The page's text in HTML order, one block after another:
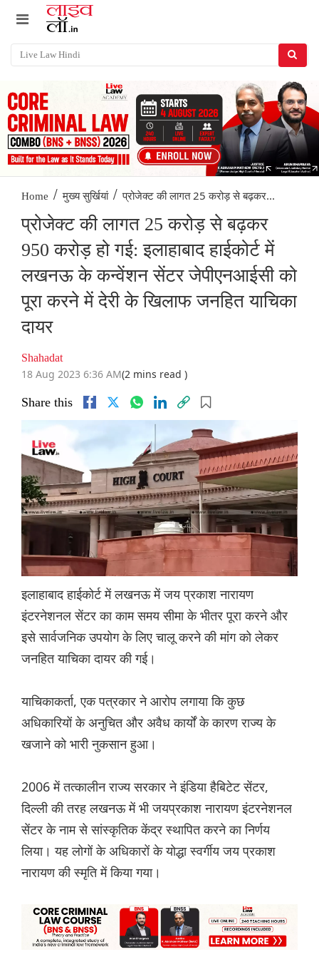
Home / मुख्य सुर्खियां / प्रोजेक्ट की लागत 25 करोड़ से बढ़कर...
प्रोजेक्ट की लागत 25 करोड़ से बढ़कर
950 करोड़ हो गई: इलाहाबाद हाईकोर्ट में
लखनऊ के कन्वेंशन सेंटर जेपीएनआईसी को
पूरा करने में देरी के खिलाफ जनहित याचिका
दायर
Shahadat
18 Aug 2023 6:36 AM(2 mins read )
Share this
इलाहाबाद हाईकोर्ट में लखनऊ में जय प्रकाश नारायण
इंटरनेशनल सेंटर का काम समय सीमा के भीतर पूरा करने और
इसे सार्वजनिक उपयोग के लिए चालू करने की मांग को लेकर
जनहित याचिका दायर की गई।
याचिकाकर्ता, एक पत्रकार ने आरोप लगाया कि कुछ
अधिकारियों के अनुचित और अवैध कार्यों के कारण राज्य के
खजाने को भारी नुकसान हुआ।
2006 में तत्कालीन राज्य सरकार ने इंडिया हैबिटेट सेंटर,
दिल्ली की तरह लखनऊ में भी जयप्रकाश नारायण इंटरनेशनल
सेंटर के नाम से सांस्कृतिक केंद्र स्थापित करने का निर्णय
लिया। यह लोगों के अधिकारों के योद्धा स्वर्गीय जय प्रकाश
नारायण की स्मृति में किया गया।